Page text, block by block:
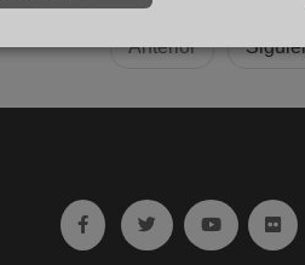
Anterior
Ir a facebook (abre en
Ir a twitter (abre en
Ir a Ir